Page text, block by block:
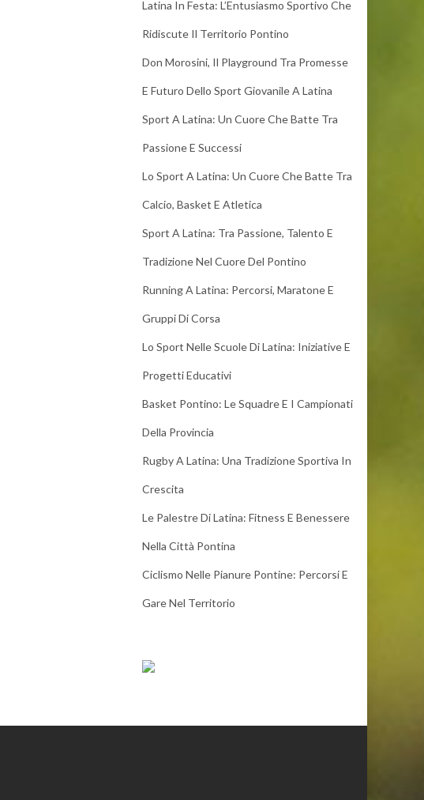
Latina In Festa: L’Entusiasmo Sportivo Che
Ridiscute Il Territorio Pontino
Don Morosini, Il Playground Tra Promesse
E Futuro Dello Sport Giovanile A Latina
Sport A Latina: Un Cuore Che Batte Tra
Passione E Successi
Lo Sport A Latina: Un Cuore Che Batte Tra
Calcio, Basket E Atletica
Sport A Latina: Tra Passione, Talento E
Tradizione Nel Cuore Del Pontino
Running A Latina: Percorsi, Maratone E
Gruppi Di Corsa
Lo Sport Nelle Scuole Di Latina: Iniziative E
Progetti Educativi
Basket Pontino: Le Squadre E I Campionati
Della Provincia
Rugby A Latina: Una Tradizione Sportiva In
Crescita
Le Palestre Di Latina: Fitness E Benessere
Nella Città Pontina
Ciclismo Nelle Pianure Pontine: Percorsi E
Gare Nel Territorio